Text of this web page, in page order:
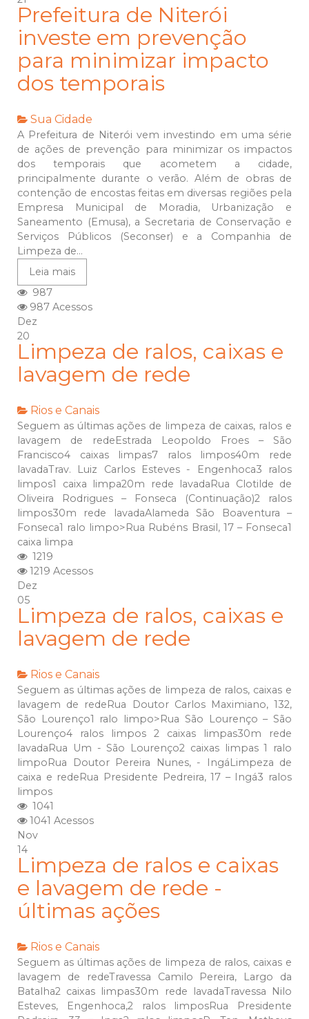
Prefeitura de Niterói
investe em prevenção
para minimizar impacto
dos temporais
Sua Cidade
A Prefeitura de Niterói vem investindo em uma série
de ações de prevenção para minimizar os impactos
dos temporais que acometem a cidade,
principalmente durante o verão. Além de obras de
contenção de encostas feitas em diversas regiões pela
Empresa Municipal de Moradia, Urbanização e
Saneamento (Emusa), a Secretaria de Conservação e
Serviços Públicos (Seconser) e a Companhia de
Limpeza de...
Leia mais
987
987 Acessos
Dez
20
Limpeza de ralos, caixas e
lavagem de rede
Rios e Canais
Seguem as últimas ações de limpeza de caixas, ralos e
lavagem de redeEstrada Leopoldo Froes – São
Francisco4 caixas limpas7 ralos limpos40m rede
lavadaTrav. Luiz Carlos Esteves - Engenhoca3 ralos
limpos1 caixa limpa20m rede lavadaRua Clotilde de
Oliveira Rodrigues – Fonseca (Continuação)2 ralos
limpos30m rede lavadaAlameda São Boaventura –
Fonseca1 ralo limpo>Rua Rubéns Brasil, 17 – Fonseca1
caixa limpa
1219
1219 Acessos
Dez
05
Limpeza de ralos, caixas e
lavagem de rede
Rios e Canais
Seguem as últimas ações de limpeza de ralos, caixas e
lavagem de redeRua Doutor Carlos Maximiano, 132,
São Lourenço1 ralo limpo>Rua São Lourenço – São
Lourenço4 ralos limpos 2 caixas limpas30m rede
lavadaRua Um - São Lourenço2 caixas limpas 1 ralo
limpoRua Doutor Pereira Nunes, - IngáLimpeza de
caixa e redeRua Presidente Pedreira, 17 – Ingá3 ralos
limpos
1041
1041 Acessos
Nov
14
Limpeza de ralos e caixas
e lavagem de rede -
últimas ações
Rios e Canais
Seguem as últimas ações de limpeza de ralos, caixas e
lavagem de redeTravessa Camilo Pereira, Largo da
Batalha2 caixas limpas30m rede lavadaTravessa Nilo
Esteves, Engenhoca,2 ralos limposRua Presidente